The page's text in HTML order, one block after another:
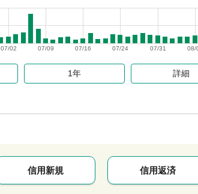
08/
07/31
07/24
07/16
07/09
07/02
1年 詳細
信用新規 信用返済